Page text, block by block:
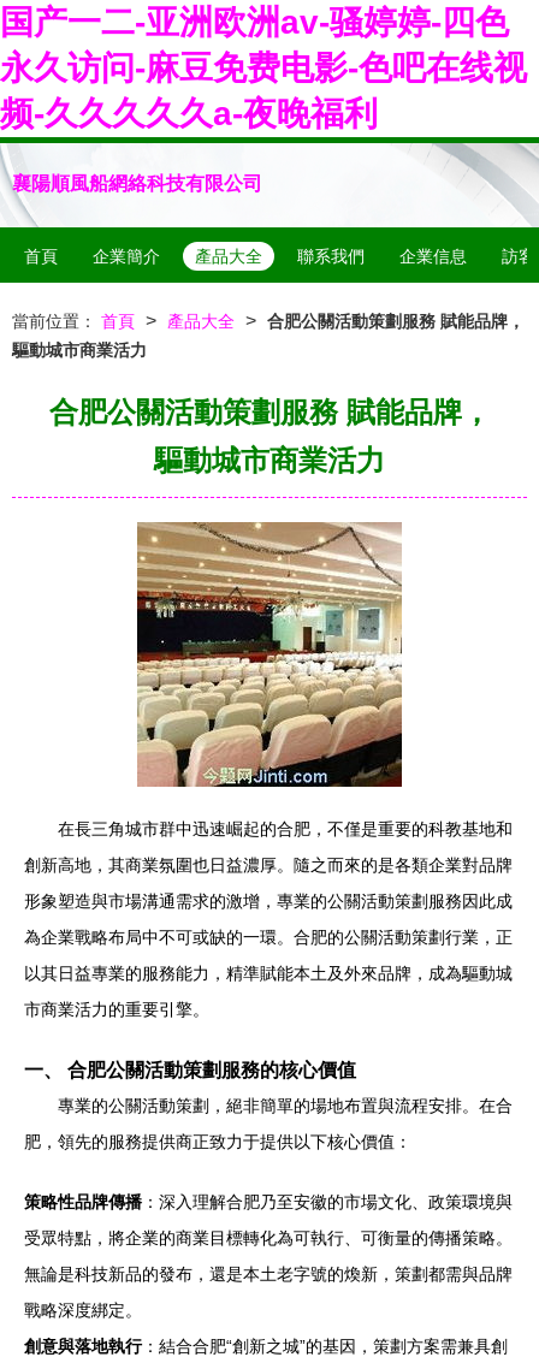
国产一二-亚洲欧洲av-骚婷婷-四色
永久访问-麻豆免费电影-色吧在线视
频-久久久久久a-夜晚福利
襄陽順風船網絡科技有限公司
首頁 企業簡介 產品大全 聯系我們 企業信息 訪客
當前位置： 首頁 > 產品大全 > 合肥公關活動策劃服務 賦能品牌，
驅動城市商業活力
合肥公關活動策劃服務 賦能品牌，
驅動城市商業活力
在長三角城市群中迅速崛起的合肥，不僅是重要的科教基地和
創新高地，其商業氛圍也日益濃厚。隨之而來的是各類企業對品牌
形象塑造與市場溝通需求的激增，專業的公關活動策劃服務因此成
為企業戰略布局中不可或缺的一環。合肥的公關活動策劃行業，正
以其日益專業的服務能力，精準賦能本土及外來品牌，成為驅動城
市商業活力的重要引擎。
一、 合肥公關活動策劃服務的核心價值
專業的公關活動策劃，絕非簡單的場地布置與流程安排。在合
肥，領先的服務提供商正致力于提供以下核心價值：
策略性品牌傳播 ：深入理解合肥乃至安徽的市場文化、政策環境與
受眾特點，將企業的商業目標轉化為可執行、可衡量的傳播策略。
無論是科技新品的發布，還是本土老字號的煥新，策劃都需與品牌
戰略深度綁定。
創意與落地執行：結合合肥“創新之城”的基因，策劃方案需兼具創